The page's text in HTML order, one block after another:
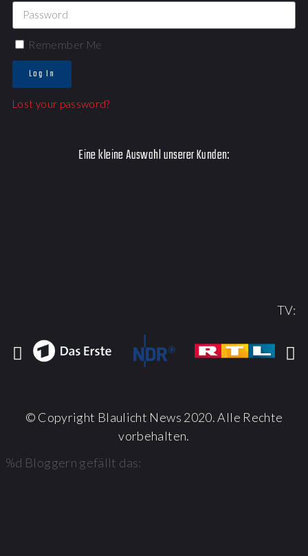
Remember Me
Log In
Lost your password?
Eine kleine Auswahl unserer Kunden:
TV:
© Copyright Blaulicht News 2020. Alle Rechte
vorbehalten.
%d Bloggern gefällt das: